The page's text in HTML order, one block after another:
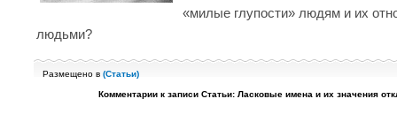
«милые глупости» людям и их
людьми?
Размещено в (Статьи)
Комментарии к записи Статьи: Ласковые имена и их значения